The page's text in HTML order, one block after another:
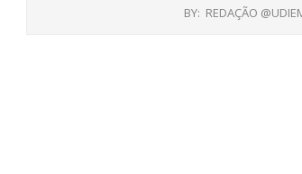
BY: REDAÇÃO